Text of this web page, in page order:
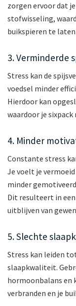
zorgen ervoor dat
stofwisseling,
buikspieren te laten
3. Verminderde
Stress kan de
voedsel minder
Hierdoor kan
waardoor je
4. Minder
Constante stress
Je voelt je
minder
Dit resulteert in
uitblijven van
5. Slechte
Stress kan leiden
slaapkwaliteit.
hormoonbalans en
verbranden en je